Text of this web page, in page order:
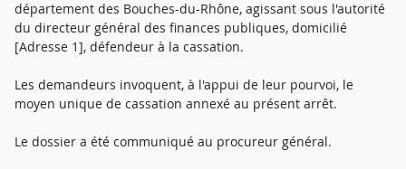
département des Bouches-du-Rhône, agissant sous l'autorité
du directeur général des finances publiques, domicilié
[Adresse 1], défendeur à la cassation.
Les demandeurs invoquent, à l'appui de leur pourvoi, le
moyen unique de cassation annexé au présent arrêt.
Le dossier a été communiqué au procureur général.